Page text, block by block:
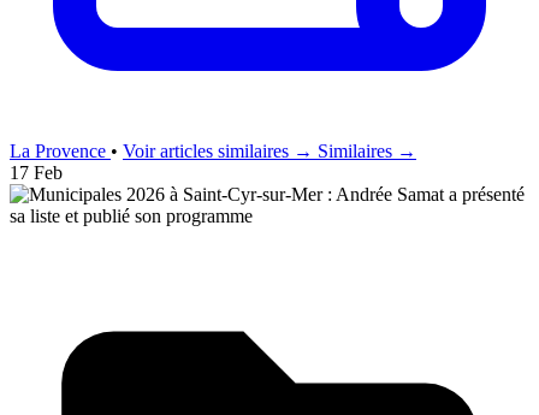
La Provence • Voir articles similaires → Similaires →
17 Feb